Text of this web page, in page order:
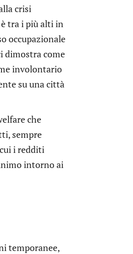
crisi
tra i più alti in
occupazionale
dimostra come
involontario
su una città
che
sempre
i redditi
intorno ai
temporanee,